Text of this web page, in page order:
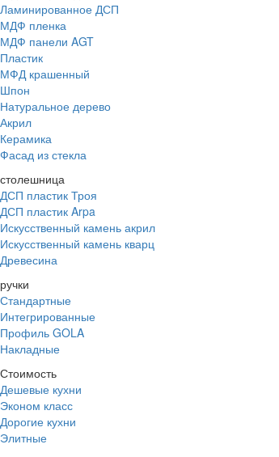
Ламинированное ДСП
МДФ пленка
МДФ панели AGT
Пластик
МФД крашенный
Шпон
Натуральное дерево
Акрил
Керамика
Фасад из стекла
столешница
ДСП пластик Троя
ДСП пластик Arpa
Искусственный камень акрил
Искусственный камень кварц
Древесина
ручки
Стандартные
Интегрированные
Профиль GOLA
Накладные
Стоимость
Дешевые кухни
Эконом класс
Дорогие кухни
Элитные